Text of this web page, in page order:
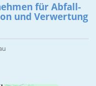
für Abfall-
und Verwertung